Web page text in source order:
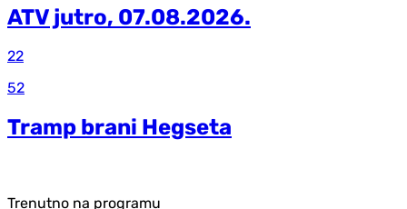
ATV jutro, 07.08.2026.
22
52
Tramp brani Hegseta
Trenutno na programu